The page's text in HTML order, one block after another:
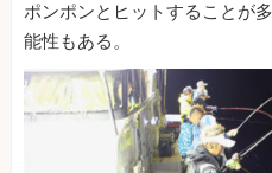
ポンポンとヒットすることが
能性もある。